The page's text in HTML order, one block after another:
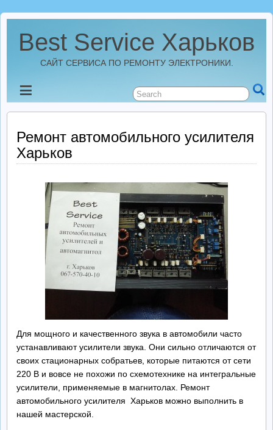
Best Service Харьков
САЙТ СЕРВИСА ПО РЕМОНТУ ЭЛЕКТРОНИКИ.
Новости
Ремонт Усилителей
Ремонт Автомагнитол
Ремонт StarLine
Ремонт Видеорегистраторов
Обратная Связь
Ремонт автомобильного усилителя
Харьков
Для мощного и качественного звука в автомобили часто
устанавливают усилители звука. Они сильно отличаются от
своих стационарных собратьев, которые питаются от сети
220 В и вовсе не похожи по схемотехнике на интегральные
усилители, применяемые в магнитолах. Ремонт
автомобильного усилителя Харьков можно выполнить в
нашей мастерской.